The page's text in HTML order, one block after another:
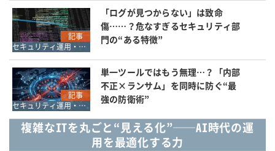
記事
セキュリティ運用・SOC・SIEM・ログ管理
「ログが見つからない」は致命
傷……？危なすぎるセキュリティ部
門の“ある特徴”
記事
セキュリティ運用・SOC・SIEM・ログ管理
単一ツールではもう無理…？「内部
不正×ランサム」を同時に防ぐ“最
強の防衛術”
複雑なITを丸ごと“見える化”──AI時代の運
用を最適化する力